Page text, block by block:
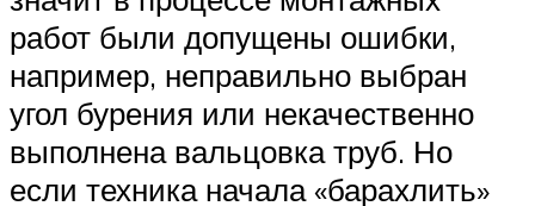
работ были допущены ошибки,
например, неправильно выбран
угол бурения или некачественно
выполнена вальцовка труб. Но
если техника начала «барахлить»